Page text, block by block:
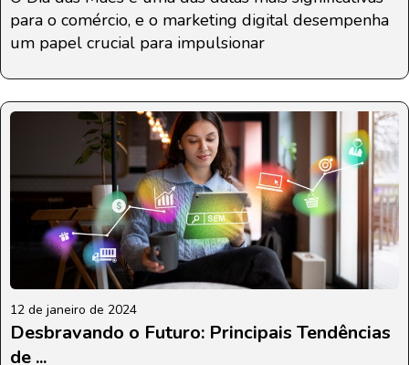
para o comércio, e o marketing digital desempenha
um papel crucial para impulsionar
12 de janeiro de 2024
Desbravando o Futuro: Principais Tendências
de ...